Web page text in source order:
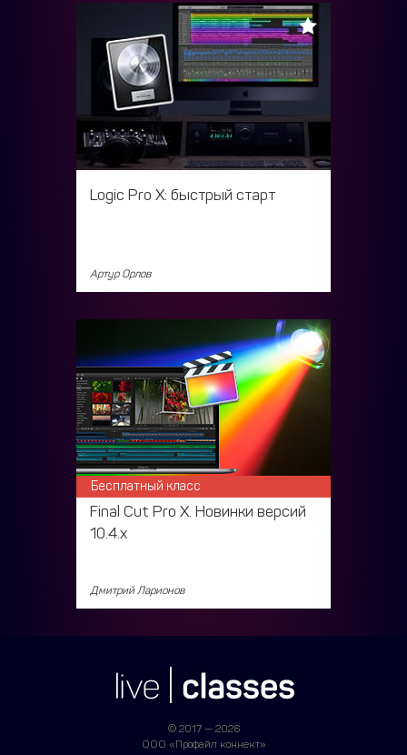
Logic Pro X: быстрый старт
Артур Орлов
Final Cut Pro X. Новинки версий
10.4.х
Дмитрий Ларионов
Бесплатный класс
© 2017 — 2026
ООО «Профайл коннект»